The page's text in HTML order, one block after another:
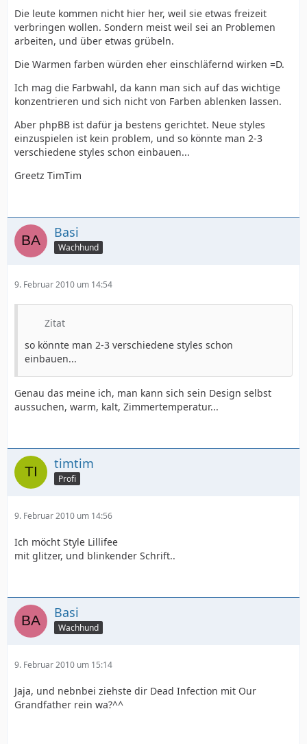
Die leute kommen nicht hier her, weil sie etwas freizeit
verbringen wollen. Sondern meist weil sei an Problemen
arbeiten, und über etwas grübeln.
Die Warmen farben würden eher einschläfernd wirken =D.
Ich mag die Farbwahl, da kann man sich auf das wichtige
konzentrieren und sich nicht von Farben ablenken lassen.
Aber phpBB ist dafür ja bestens gerichtet. Neue styles
einzuspielen ist kein problem, und so könnte man 2-3
verschiedene styles schon einbauen...
Greetz TimTim
Basi
Wachhund
9. Februar 2010 um 14:54
Zitat
so könnte man 2-3 verschiedene styles schon
einbauen...
Genau das meine ich, man kann sich sein Design selbst
aussuchen, warm, kalt, Zimmertemperatur...
timtim
Profi
9. Februar 2010 um 14:56
Ich möcht Style Lillifee
mit glitzer, und blinkender Schrift..
Basi
Wachhund
9. Februar 2010 um 15:14
Jaja, und nebnbei ziehste dir Dead Infection mit Our
Grandfather rein wa?^^